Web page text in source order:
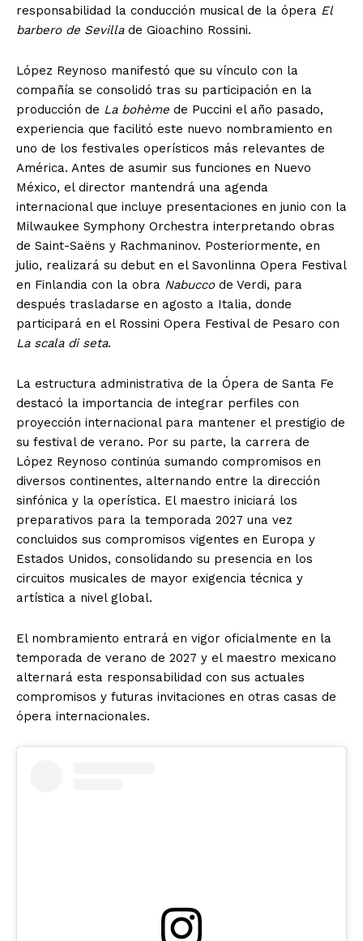
El Suplemento
responsabilidad la conducción musical de la ópera El
barbero de Sevillade Gioachino Rossini.
López Reynoso manifestó que su vínculo con la
compañía se consolidó tras su participación en la
producción de La bohème de Puccini el año pasado,
experiencia que facilitó este nuevo nombramiento en
uno de los festivales operísticos más relevantes de
América. Antes de asumir sus funciones en Nuevo
México, el director mantendrá una agenda
internacional que incluye presentaciones en junio con la
Milwaukee Symphony Orchestra interpretando obras
de Saint-Saëns y Rachmaninov. Posteriormente, en
julio, realizará su debut en el Savonlinna Opera Festival
en Finlandia con la obra Nabuccode Verdi, para
después trasladarse en agosto a Italia, donde
participará en el Rossini Opera Festival de Pesaro con
La scala di seta.
La estructura administrativa de la Ópera de Santa Fe
destacó la importancia de integrar perfiles con
proyección internacional para mantener el prestigio de
su festival de verano. Por su parte, la carrera de
López Reynoso continúa sumando compromisos en
diversos continentes, alternando entre la dirección
sinfónica y la operística. El maestro iniciará los
preparativos para la temporada 2027 una vez
concluidos sus compromisos vigentes en Europa y
Estados Unidos, consolidando su presencia en los
circuitos musicales de mayor exigencia técnica y
artística a nivel global.
El nombramiento entrará en vigor oficialmente en la
temporada de verano de 2027 y el maestro mexicano
alternará esta responsabilidad con sus actuales
compromisos y futuras invitaciones en otras casas de
ópera internacionales.